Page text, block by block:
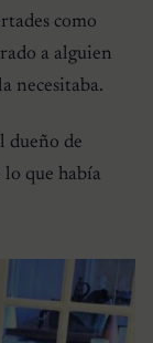
como
a alguien
necesitaba.
dueño de
que había